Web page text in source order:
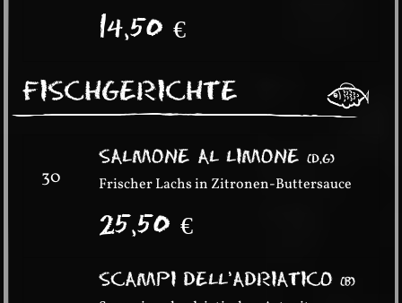
14,50€
FISCHGERICHTE
30
SALMONE AL LIMONE(D,G)
Frischer Lachs in Zitronen-Buttersauce
25,50€
SCAMPI DELL’ADRIATICO(B)